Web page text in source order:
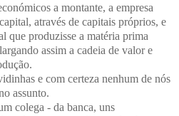
a montante, a empresa
através de capitais próprios, e
que produzisse a matéria prima
assim a cadeia de valor e
e com certeza nenhum de nós
assunto.
colega - da banca, uns